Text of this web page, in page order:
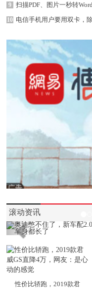
9 扫描PDF、图片一秒转
10 电信手机用户要用双卡，
滚动资讯
Previous
性价比轿跑，2019款君